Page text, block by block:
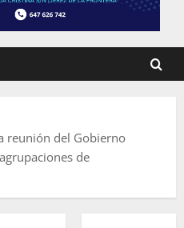
reunión del Gobierno
de